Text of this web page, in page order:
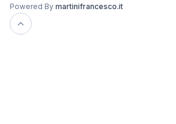
Powered By martinifrancesco.it